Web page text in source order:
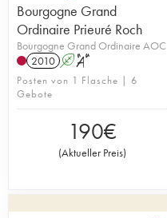
Bourgogne Grand
Ordinaire Prieuré Roch
Bourgogne Grand Ordinaire AOC
2010 A S
Posten von 1 Flasche | 6
Gebote
190€
(Aktueller Preis)